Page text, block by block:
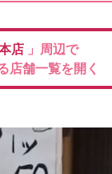
店 」周辺で
店舗一覧を開く